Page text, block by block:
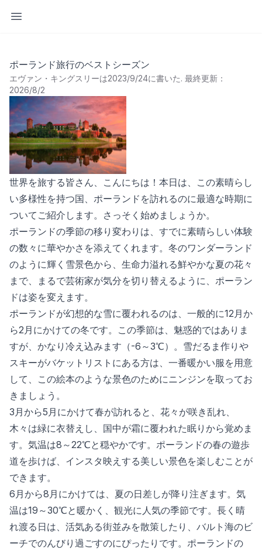
サイドバーを開く
ポーランド旅行のベストシーズン
エヴァン・キングスリーは2023/9/24に書いた. 最終更新：
2026/8/2
世界を旅する皆さん、こんにちは！本日は、この素晴らし
い多様性を持つ国、ポーランドを訪れるのに最適な時期に
ついてご紹介します。さっそく始めましょうか。
ポーランドの季節の移り変わりは、すでに素晴らしい体験
の数々に華やかさを添えてくれます。冬のワンダーランド
のように輝く雪景色から、生命力溢れる鮮やかな夏の花々
まで、まるで芸術家が気分を切り替えるように、ポーラン
ドは姿を変えます。
ポーランドが幻想的な雪に覆われるのは、一般的に12月か
ら2月にかけての冬です。この季節は、魅惑的ではありま
すが、かなり冷え込みます（-6～3℃）。雪だるま作りや
スキーがバケットリストにある方は、一番暖かい服を用意
して、この絵本のような景色のためにニンジンを取ってお
きましょう。
3月から5月にかけて春が訪れると、花々が咲き乱れ、
木々は緑に衣替えし、国中が霜に覆われた眠りから覚めま
す。気温は8～22℃と穏やかです。ポーランドの春の遊歩
道を歩けば、インスタ映えする美しい景色を楽しむことが
できます。
6月から8月にかけては、夏の日差しが降り注ぎます。気
温は19～30℃と暖かく、観光に人気の季節です。長く晴
れ渡る日は、活気ある街並みを散策したり、バルト海のビ
ーチでのんびり過ごすのにぴったりです。ポーランドの